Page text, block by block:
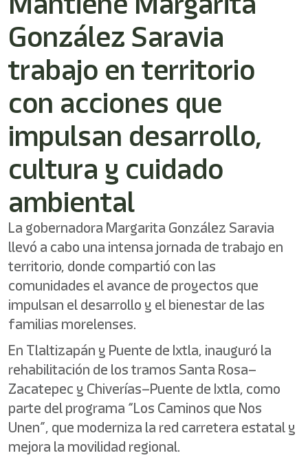
González Saravia
trabajo en territorio
con acciones que
impulsan desarrollo,
cultura y cuidado
ambiental
La gobernadora Margarita González Saravia
llevó a cabo una intensa jornada de trabajo en
territorio, donde compartió con las
comunidades el avance de proyectos que
impulsan el desarrollo y el bienestar de las
familias morelenses.
En Tlaltizapán y Puente de Ixtla, inauguró la
rehabilitación de los tramos Santa Rosa–
Zacatepec y Chiverías–Puente de Ixtla, como
parte del programa “Los Caminos que Nos
Unen”, que moderniza la red carretera estatal y
mejora la movilidad regional.